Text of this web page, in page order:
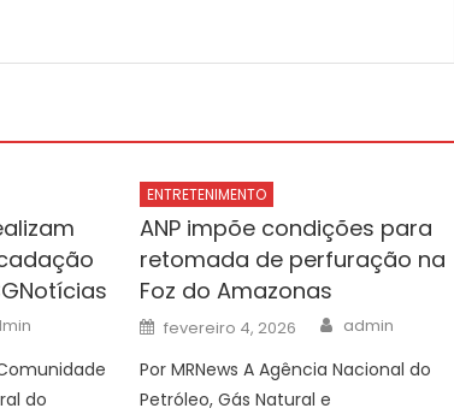
do
ENTRETENIMENTO
ANP impõe condições para
retomada de perfuração na
Foz do Amazonas
Posted
on
fevereiro 4, 2026 Author
admin
Por MRNews A Agência Nacional do
Petróleo, Gás Natural e